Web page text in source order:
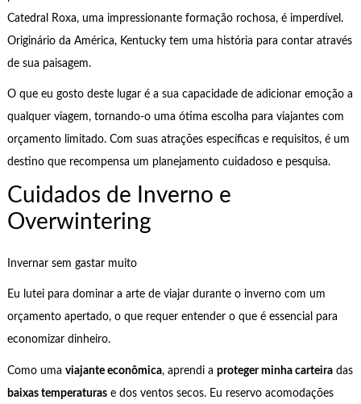
Catedral Roxa, uma impressionante formação rochosa, é imperdível.
Originário da América, Kentucky tem uma história para contar através
de sua paisagem.
O que eu gosto deste lugar é a sua capacidade de adicionar emoção a
qualquer viagem, tornando-o uma ótima escolha para viajantes com
orçamento limitado. Com suas atrações específicas e requisitos, é um
destino que recompensa um planejamento cuidadoso e pesquisa.
Cuidados de Inverno e
Overwintering
Invernar sem gastar muito
Eu lutei para dominar a arte de viajar durante o inverno com um
orçamento apertado, o que requer entender o que é essencial para
economizar dinheiro.
Como uma viajante econômica, aprendi a proteger minha carteiradas
baixas temperaturase dos ventos secos. Eu reservo acomodações